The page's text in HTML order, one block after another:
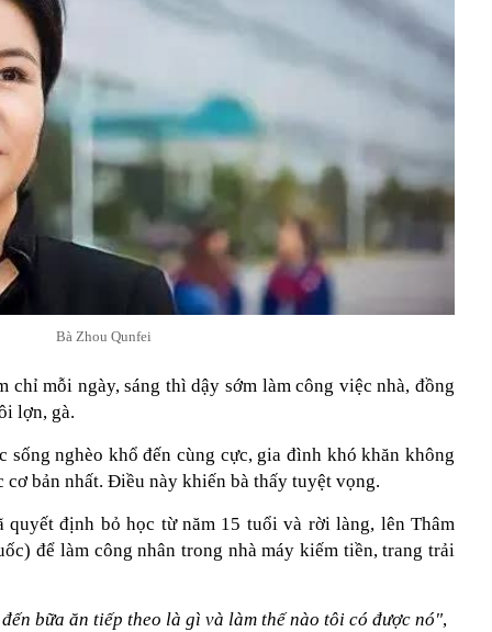
Bà Zhou Qunfei
chỉ mỗi ngày, sáng thì dậy sớm làm công việc nhà, đồng
lợn, gà.
sống nghèo khổ đến cùng cực, gia đình khó khăn không
cơ bản nhất. Điều này khiến bà thấy tuyệt vọng.
quyết định bỏ học từ năm 15 tuổi và rời làng, lên Thâm
để làm công nhân trong nhà máy kiếm tiền, trang trải
bữa ăn tiếp theo là gì và làm thế nào tôi có được nó",